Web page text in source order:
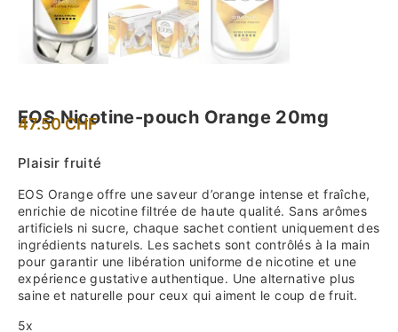
EOS Nicotine-pouch Orange 20mg
47.50CHF
Plaisir fruité
EOS Orange offre une saveur d’orange intense et fraîche,
enrichie de nicotine filtrée de haute qualité. Sans arômes
artificiels ni sucre, chaque sachet contient uniquement des
ingrédients naturels. Les sachets sont contrôlés à la main
pour garantir une libération uniforme de nicotine et une
expérience gustative authentique. Une alternative plus
saine et naturelle pour ceux qui aiment le coup de fruit.
5x